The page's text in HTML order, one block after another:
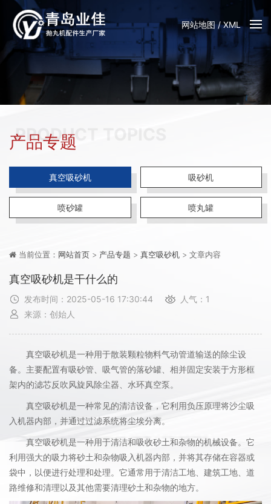
网站地图/XML
产品专题
PRODUCT TOPICS
真空吸砂机 吸砂机
喷砂罐 喷丸罐
当前位置： 网站首页 > 产品专题 > 真空吸砂机 > 文章内容
真空吸砂机是干什么的
发布时间：2025-05-16 17:30:44
人气：1
来源：创始人
真空吸砂机是一种用于散装颗粒物料气动管道输送的除尘设
备。主要配置有吸砂管、吸气管的落砂罐、相并固定安装于方形框
架内的滤芯反吹风旋风除尘器、水环真空泵。
真空吸砂机是一种常见的清洁设备，它利用负压原理将沙尘吸
入机器内部，并通过过滤系统将尘埃分离。
真空吸砂机是一种用于清洁和吸收砂土和杂物的机械设备。它
利用强大的吸力将砂土和杂物吸入机器内部，并将其存储在容器或
袋中，以便进行处理和处理。它通常用于清洁工地、建筑工地、道
路维修和清理以及其他需要清理砂土和杂物的地方。